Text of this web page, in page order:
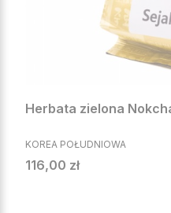
Herbata zielona
PRODUCENT
KOREA POŁUDNIOWA
Cena
116,00 zł